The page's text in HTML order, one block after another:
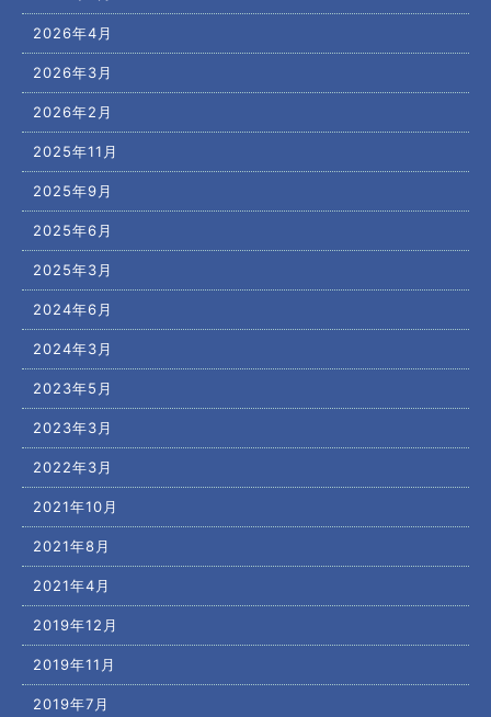
2026年4月
2026年3月
2026年2月
2025年11月
2025年9月
2025年6月
2025年3月
2024年6月
2024年3月
2023年5月
2023年3月
2022年3月
2021年10月
2021年8月
2021年4月
2019年12月
2019年11月
2019年7月